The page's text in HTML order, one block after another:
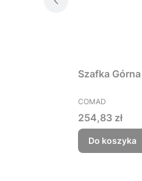
Szafka
PRODUCENT
COMAD
Cena
254,83 zł
Do koszyka